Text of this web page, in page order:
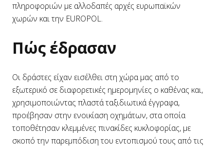
πληροφοριών με αλλοδαπές αρχές ευρωπαϊκών
χωρών και την EUROPOL.
Πώς έδρασαν
Οι δράστες είχαν εισέλθει στη χώρα μας από το
εξωτερικό σε διαφορετικές ημερομηνίες ο καθένας και,
χρησιμοποιώντας πλαστά ταξιδιωτικά έγγραφα,
προέβησαν στην ενοικίαση οχημάτων, στα οποία
τοποθέτησαν κλεμμένες πινακίδες κυκλοφορίας, με
σκοπό την παρεμπόδιση του εντοπισμού τους από τις